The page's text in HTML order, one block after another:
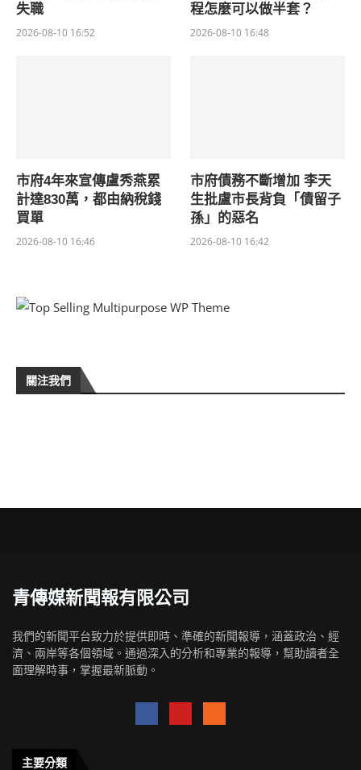
失職
2026-08-10 16:52
程怎麼可以做半套？
2026-08-10 16:48
市府4年來宣傳盧秀燕累
計達830萬，都由納稅錢
買單
2026-08-10 16:46
市府債務不斷增加 李天
生批盧市長背負「債留子
孫」的惡名
2026-08-10 16:42
關注我們
青傳媒新聞報有限公司
我們的新聞平台致力於提供即時、準確的新聞報導，涵蓋政治、經
濟、兩岸等各個領域。通過深入的分析和專業的報導，幫助讀者全
面理解時事，掌握最新脈動。
主要分類